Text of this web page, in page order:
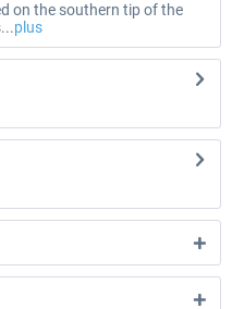
on the southern tip of the
plus